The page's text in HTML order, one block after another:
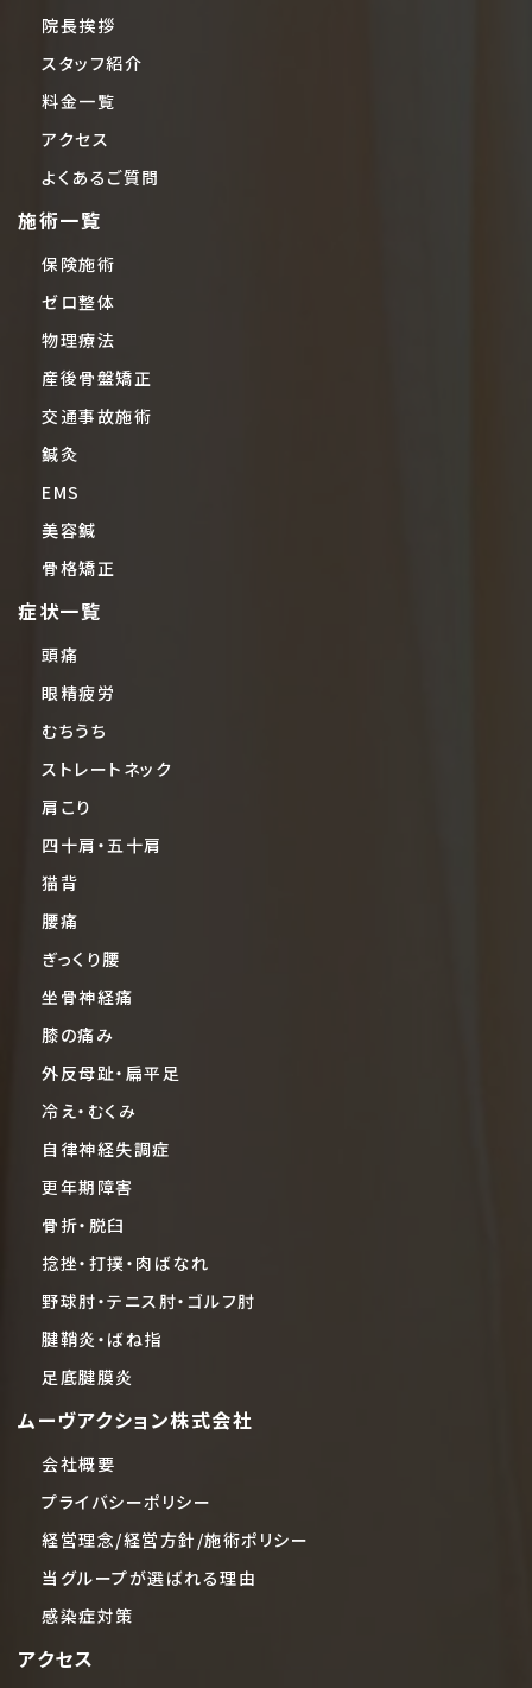
院長挨拶
スタッフ紹介
料金一覧
アクセス
よくあるご質問
施術一覧
保険施術
ゼロ整体
物理療法
産後骨盤矯正
交通事故施術
鍼灸
EMS
美容鍼
骨格矯正
症状一覧
頭痛
眼精疲労
むちうち
ストレートネック
肩こり
四十肩・五十肩
猫背
腰痛
ぎっくり腰
坐骨神経痛
膝の痛み
外反母趾・扁平足
冷え・むくみ
自律神経失調症
更年期障害
骨折・脱臼
捻挫・打撲・肉ばなれ
野球肘・テニス肘・ゴルフ肘
腱鞘炎・ばね指
足底腱膜炎
ムーヴアクション株式会社
会社概要
プライバシーポリシー
経営理念/経営方針/施術ポリシー
当グループが選ばれる理由
感染症対策
アクセス